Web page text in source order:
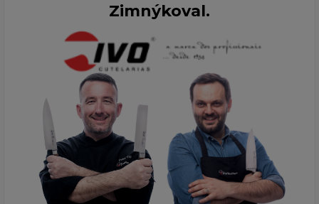
Zimnýkoval.